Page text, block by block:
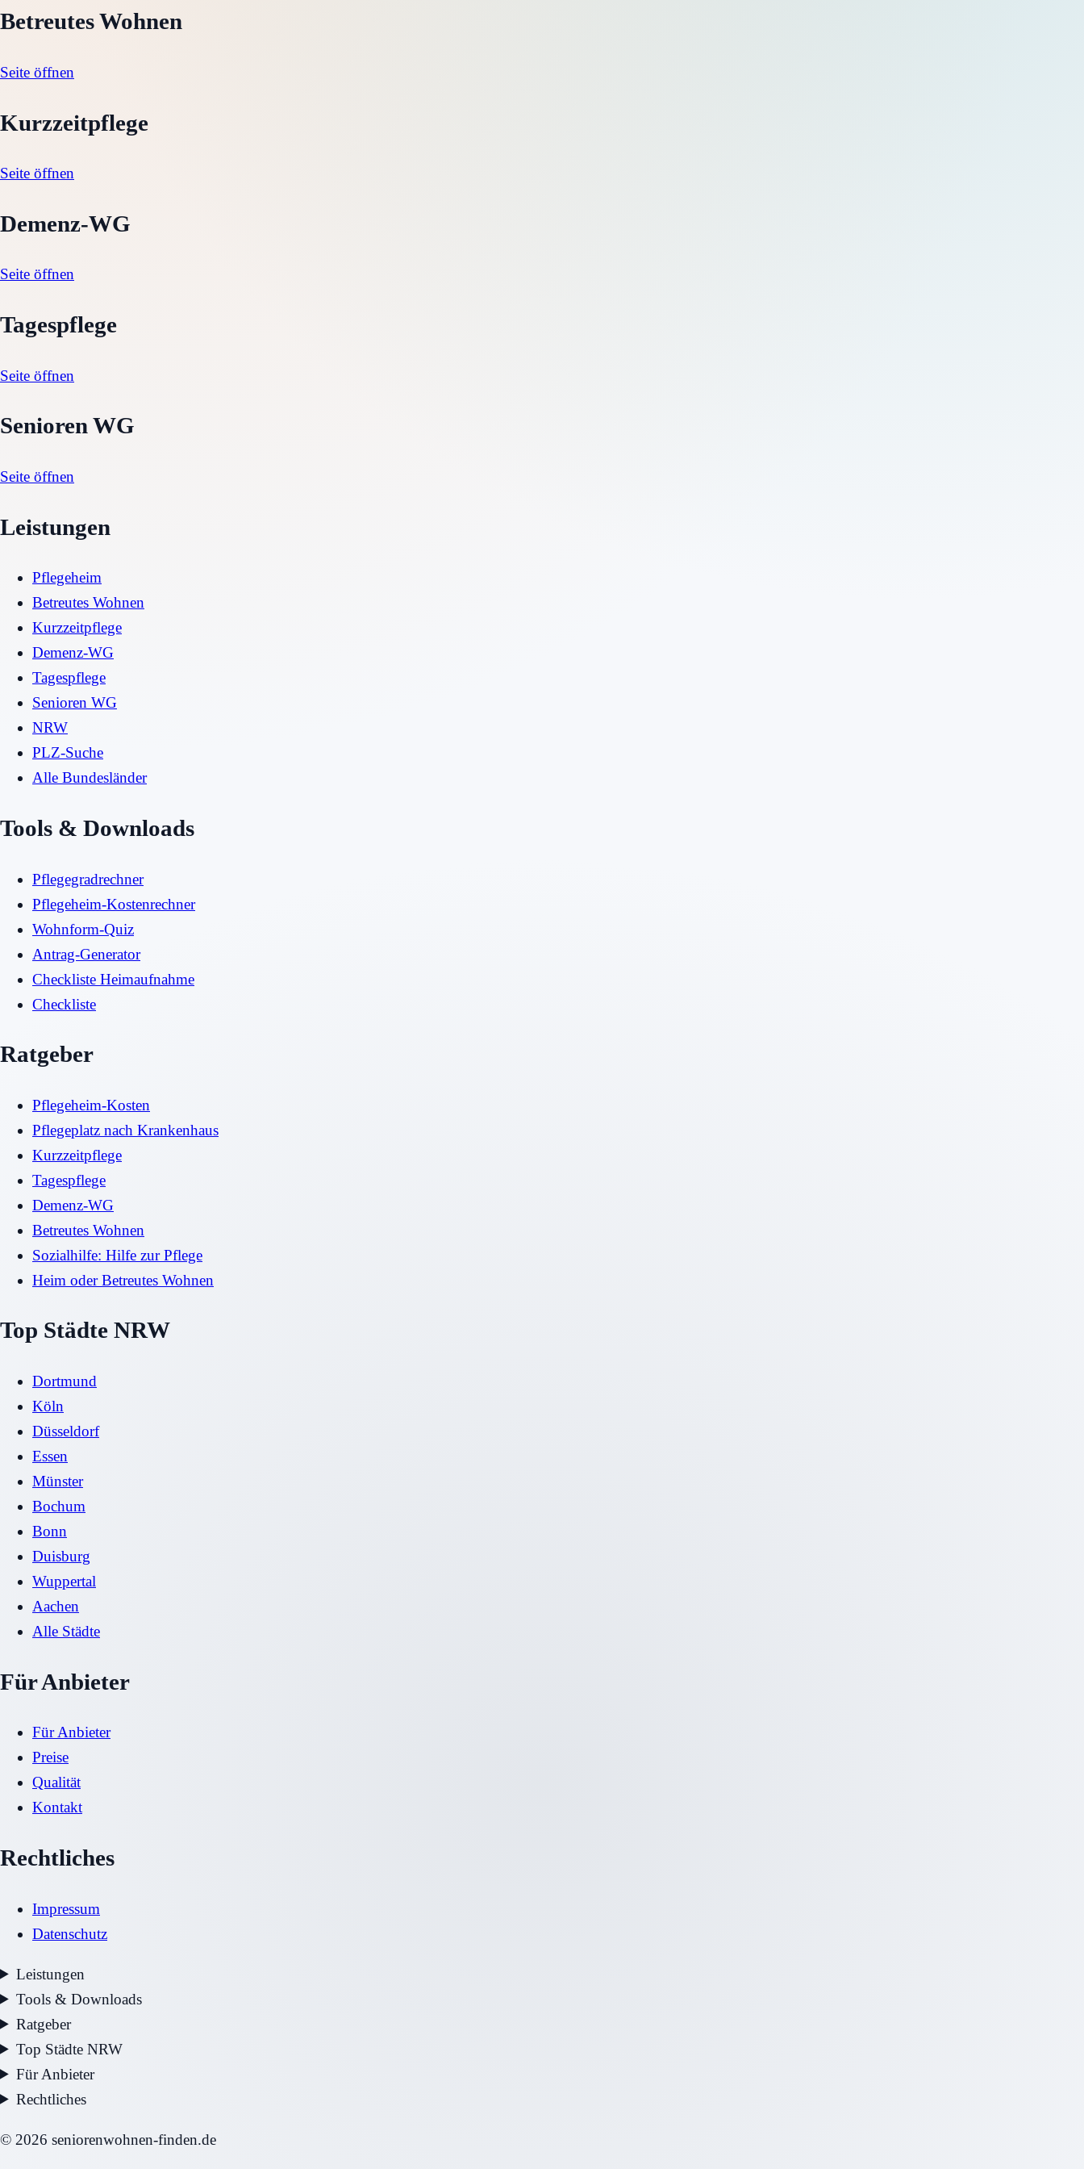
Betreutes Wohnen
Seite öffnen
Kurzzeitpflege
Seite öffnen
Demenz-WG
Seite öffnen
Tagespflege
Seite öffnen
Senioren WG
Seite öffnen
Leistungen
Pflegeheim
Betreutes Wohnen
Kurzzeitpflege
Demenz-WG
Tagespflege
Senioren WG
NRW
PLZ-Suche
Alle Bundesländer
Tools & Downloads
Pflegegradrechner
Pflegeheim-Kostenrechner
Wohnform-Quiz
Antrag-Generator
Checkliste Heimaufnahme
Checkliste
Ratgeber
Pflegeheim-Kosten
Pflegeplatz nach Krankenhaus
Kurzzeitpflege
Tagespflege
Demenz-WG
Betreutes Wohnen
Sozialhilfe: Hilfe zur Pflege
Heim oder Betreutes Wohnen
Top Städte NRW
Dortmund
Köln
Düsseldorf
Essen
Münster
Bochum
Bonn
Duisburg
Wuppertal
Aachen
Alle Städte
Für Anbieter
Für Anbieter
Preise
Qualität
Kontakt
Rechtliches
Impressum
Datenschutz
Leistungen
Tools & Downloads
Ratgeber
Top Städte NRW
Für Anbieter
Rechtliches
© 2026 seniorenwohnen-finden.de